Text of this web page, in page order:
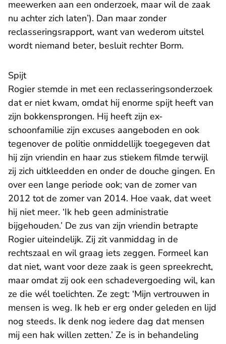
meewerken aan een onderzoek, maar wil de zaak
nu achter zich laten’). Dan maar zonder
reclasseringsrapport, want van wederom uitstel
wordt niemand beter, besluit rechter Borm.
Spijt
Rogier stemde in met een reclasseringsonderzoek
dat er niet kwam, omdat hij enorme spijt heeft van
zijn bokkensprongen. Hij heeft zijn ex-
schoonfamilie zijn excuses aangeboden en ook
tegenover de politie onmiddellijk toegegeven dat
hij zijn vriendin en haar zus stiekem filmde terwijl
zij zich uitkleedden en onder de douche gingen. En
over een lange periode ook; van de zomer van
2012 tot de zomer van 2014. Hoe vaak, dat weet
hij niet meer. ‘Ik heb geen administratie
bijgehouden.’ De zus van zijn vriendin betrapte
Rogier uiteindelijk. Zij zit vanmiddag in de
rechtszaal en wil graag iets zeggen. Formeel kan
dat niet, want voor deze zaak is geen spreekrecht,
maar omdat zij ook een schadevergoeding wil, kan
ze die wél toelichten. Ze zegt: ‘Mijn vertrouwen in
mensen is weg. Ik heb er erg onder geleden en lijd
nog steeds. Ik denk nog iedere dag dat mensen
mij een hak willen zetten.’ Ze is in behandeling